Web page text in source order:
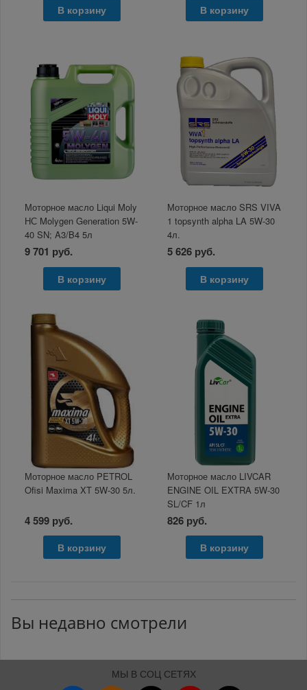
В корзину В корзину
Моторное масло Liqui Moly
НС Molygen Generation 5W-
40 SN; A3/B4 5л
9 701 руб.
В корзину
Моторное масло SRS VIVA
1 topsynth alpha LA 5W-30
4л.
5 626 руб.
В корзину
Моторное масло PETROL
Ofisi Maxima XT 5W-30 5л.
4 599 руб.
В корзину
Моторное масло LIVCAR
ENGINE OIL EXTRA 5W-30
SL/CF 1л
826 руб.
В корзину
Вы недавно смотрели
МЫ В СОЦ СЕТЯХ